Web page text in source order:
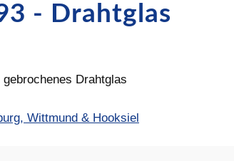
- Drahtglas
Wittmund & Hooksiel